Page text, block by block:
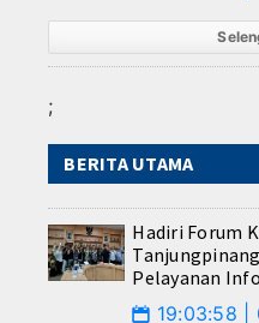
;
BERITA UTAMA
Hadiri Forum
Pelayanan
📅 19:03:58 |